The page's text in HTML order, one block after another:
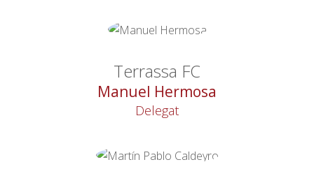
Terrassa FC
Manuel Hermosa
Delegat